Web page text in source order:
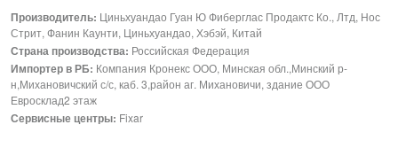
Производитель: Циньхуандао Гуан Ю Фиберглас Продактс Ко., Лтд, Нос
Стрит, Фанин Каунти, Циньхуандао, Хэбэй, Китай
Страна производства: Российская Федерация
Импортер в РБ: Компания Кронекс ООО, Минская обл.,Минский р-
н,Михановичский с/с, каб. 3,район аг. Михановичи, здание ООО
Евросклад2 этаж
Сервисные центры: Fixar